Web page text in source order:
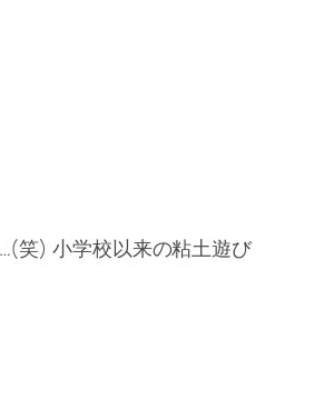
笑) 小学校以来の粘土遊び